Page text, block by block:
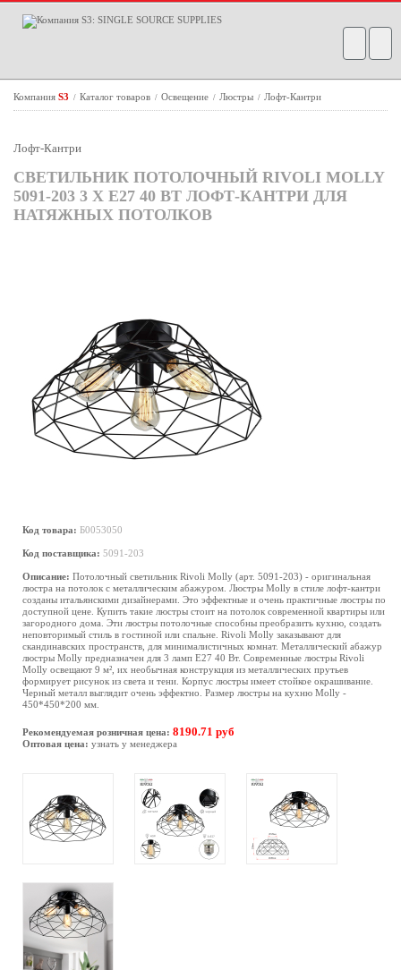
Компания S3 / Каталог товаров / Освещение / Люстры / Лофт-Кантри
Лофт-Кантри
СВЕТИЛЬНИК ПОТОЛОЧНЫЙ RIVOLI MOLLY
5091-203 3 Х Е27 40 ВТ ЛОФТ-КАНТРИ ДЛЯ
НАТЯЖНЫХ ПОТОЛКОВ
Код товара: Б0053050
Код поставщика: 5091-203
Описание: Потолочный светильник Rivoli Molly (арт. 5091-203) - оригинальная
люстра на потолок с металлическим абажуром. Люстры Molly в стиле лофт-кантри
созданы итальянскими дизайнерами. Это эффектные и очень практичные люстры по
доступной цене. Купить такие люстры стоит на потолок современной квартиры или
загородного дома. Эти люстры потолочные способны преобразить кухню, создать
неповторимый стиль в гостиной или спальне. Rivoli Molly заказывают для
скандинавских пространств, для минималистичных комнат. Металлический абажур
люстры Molly предназначен для 3 ламп Е27 40 Вт. Современные люстры Rivoli
Molly освещают 9 м², их необычная конструкция из металлических прутьев
формирует рисунок из света и тени. Корпус люстры имеет стойкое окрашивание.
Черный металл выглядит очень эффектно. Размер люстры на кухню Molly -
450*450*200 мм.
Рекомендуемая розничная цена: 8190.71 руб
Оптовая цена: узнать у менеджера